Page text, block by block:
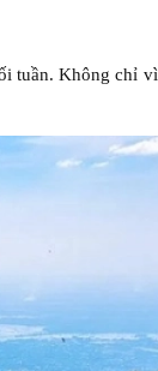
tuần. Không chỉ vì